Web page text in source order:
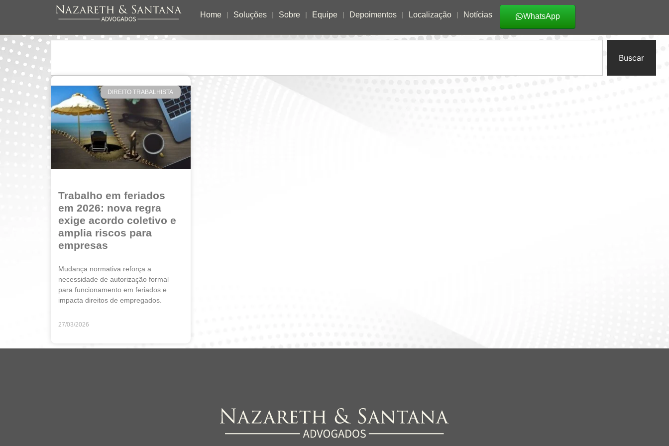
Home Soluções Sobre Equipe Depoimentos Localização Notícias WhatsApp
Buscar
DIREITO TRABALHISTA
Trabalho em feriados
em 2026: nova regra
exige acordo coletivo e
amplia riscos para
empresas
Mudança normativa reforça a
necessidade de autorização formal
para funcionamento em feriados e
impacta direitos de empregados.
27/03/2026